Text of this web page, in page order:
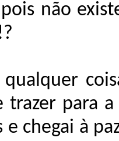
não
qualquer
trazer para
e chegai à